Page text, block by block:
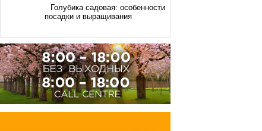
Голубика садовая: особенности
посадки и выращивания